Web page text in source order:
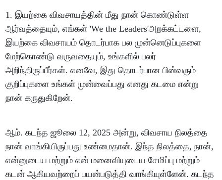
1. இயற்கை விவசாயத்தின் மீது நான் கொண்டுள்ள
ஆர்வத்தையும், எங்கள் 'We the Leaders'அறக்கட்டளை,
இயற்கை விவசாயம் தொடர்பாக பல முன்னெடுப்புகளை
மேற்கொண்டு வருவதையும், உங்களில் பலர்
அறிந்திருப்பீர்கள். எனவே, இது தொடர்பான பின்வரும்
குறிப்புகளை உங்கள் முன்வைப்பது எனது கடமை என்று
நான் கருதுகிறேன்.
ஆம். கடந்த ஜூலை 12, 2025 அன்று, விவசாய நிலத்தை
நான் வாங்கியிருப்பது உண்மைதான். இந்த நிலத்தை, நான்,
என்னுடைய மற்றும் என் மனைவியுடைய சேமிப்பு மற்றும்
கடன் ஆகியவற்றைப் பயன்படுத்தி வாங்கியுள்ளேன். கடந்த